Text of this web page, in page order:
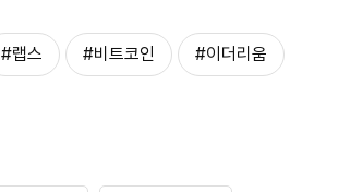
#랩스 #비트코인 #이더리움